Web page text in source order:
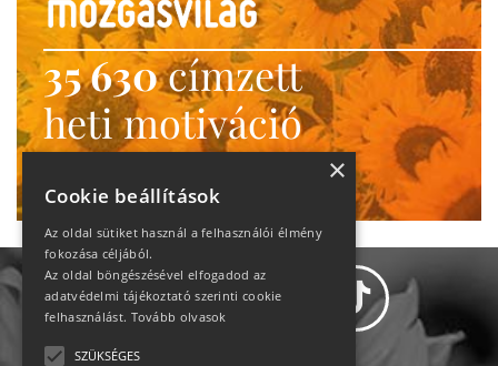
35 630címzett
heti motiváció
Ne maradj le!
×
Cookie beállítások
Az oldal sütiket használ a felhasználói élmény
fokozása céljából.
Az oldal böngészésével elfogadod az
adatvédelmi tájékoztató szerinti cookie
felhasználást. Tovább olvasok
SZÜKSÉGES